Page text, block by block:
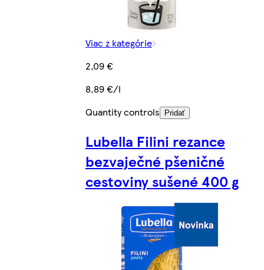
Viac z kategórie
2,09 €
8,89 €/l
Quantity controls
Pridať
Lubella Filini rezance
bezvaječné pšeničné
cestoviny sušené 400 g